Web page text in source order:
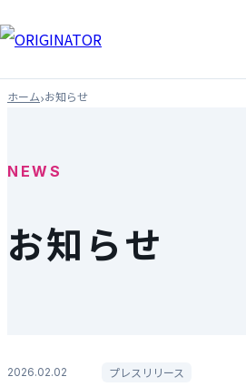
ホーム›お知らせ
NEWS
お知らせ
2026.02.02 プレスリリース